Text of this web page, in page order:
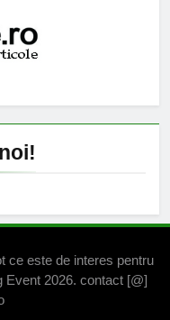
ce este de interes pentru
Event 2026. contact [@]